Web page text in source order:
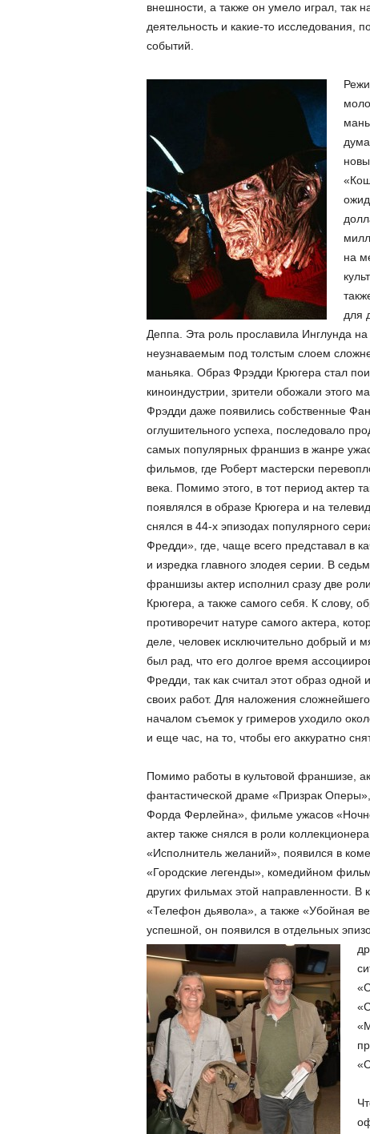
внешности, а также он умело играл, так
деятельность и какие-то исследования,
событий.
на
для
Деппа. Эта роль прославила Инглунда
неузнаваемым под толстым слоем
маньяка. Образ Фрэдди Крюгера стал
киноиндустрии, зрители обожали этого
Фрэдди даже появились собственные
оглушительного успеха, последовало
самых популярных франшиз в жанре
фильмов, где Роберт мастерски
века. Помимо этого, в тот период актер
появлялся в образе Крюгера и на
снялся в 44-х эпизодах популярного
Фредди», где, чаще всего представал в
и изредка главного злодея серии. В
франшизы актер исполнил сразу две
Крюгера, а также самого себя. К слову,
противоречит натуре самого актера,
деле, человек исключительно добрый и
был рад, что его долгое время
Фредди, так как считал этот образ одной
своих работ. Для наложения
началом съемок у гримеров уходило
и еще час, на то, чтобы его аккуратно
Помимо работы в культовой франшизе,
фантастической драме «Призрак
Форда Ферлейна», фильме ужасов
актер также снялся в роли
«Исполнитель желаний», появился в
«Городские легенды», комедийном
других фильмах этой направленности. В
«Телефон дьявола», а также «Убойная
успешной, он появился в отдельных